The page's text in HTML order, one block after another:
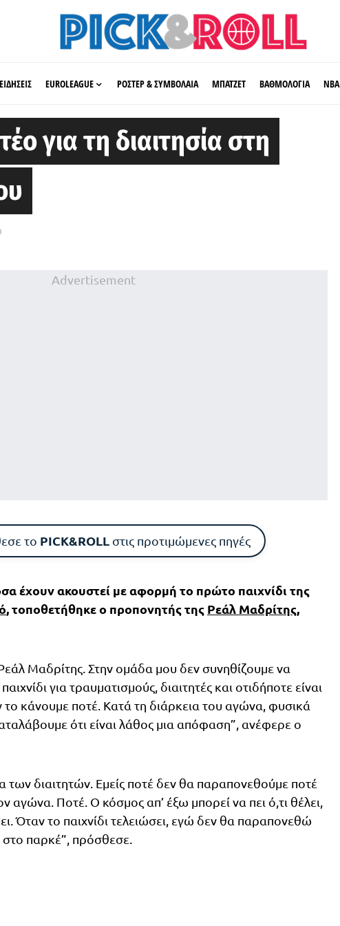
ΕΙΔΗΣΕΙΣ EUROLEAGUE ΡΟΣΤΕΡ & ΣΥΜΒΟΛΑΙΑ ΜΠΑΤΖΕΤ ΒΑΘΜΟΛΟΓΙΑ ΝΒΑ
για τη διαιτησία στη
Advertisement
το PICK&ROLLστις προτιμώμενες πηγές
έχουν ακουστεί με αφορμή το πρώτο παιχνίδι της
, τοποθετήθηκε ο προπονητής της Ρεάλ Μαδρίτης,
Μαδρίτης. Στην ομάδα μου δεν συνηθίζουμε να
για τραυματισμούς, διαιτητές και οτιδήποτε είναι
το κάνουμε ποτέ. Κατά τη διάρκεια του αγώνα, φυσικά
ότι είναι λάθος μια απόφαση”, ανέφερε ο
των διαιτητών. Εμείς ποτέ δεν θα παραπονεθούμε ποτέ
αγώνα. Ποτέ. Ο κόσμος απ’ έξω μπορεί να πει ό,τι θέλει,
Όταν το παιχνίδι τελειώσει, εγώ δεν θα παραπονεθώ
στο παρκέ”, πρόσθεσε.